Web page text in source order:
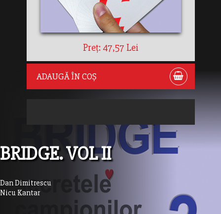
Preț: 47,57 Lei
ADAUGĂ ÎN COȘ
BRIDGE. VOL II
Dan Dimitrescu
Nicu Kantar